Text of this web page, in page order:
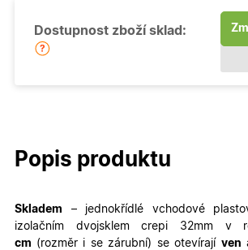
Dostupnost zboží sklad:
Popis produktu
Skladem – jednokřídlé vchodové
izolačním dvojsklem crepi 32mm v
cm (rozměr i se zárubní) se otevírají ven